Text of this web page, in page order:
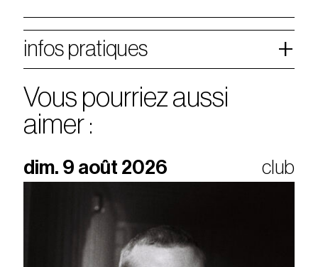
infos pratiques
Vous pourriez aussi
aimer :
dim. 9 août 2026 club